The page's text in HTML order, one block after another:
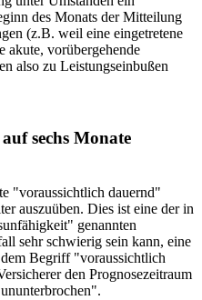
des Monats der Mitteilung
(z.B. weil eine eingetretene
akute, vorübergehende
also zu Leistungseinbußen
sechs Monate
"voraussichtlich dauernd"
auszuüben. Dies ist eine der in
genannten
sehr schwierig sein kann, eine
Begriff "voraussichtlich
den Prognosezeitraum